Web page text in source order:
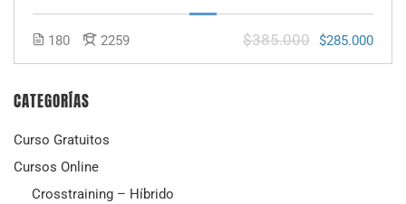
180 2259 $385.000 $285.000
CATEGORÍAS
Curso Gratuitos
Cursos Online
Crosstraining – Híbrido